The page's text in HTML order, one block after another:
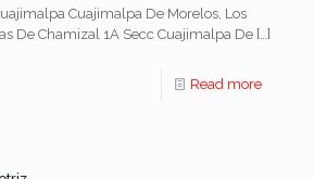
Cuajimalpa De Morelos, Los
De Chamizal 1A Secc Cuajimalpa De […]
Read more